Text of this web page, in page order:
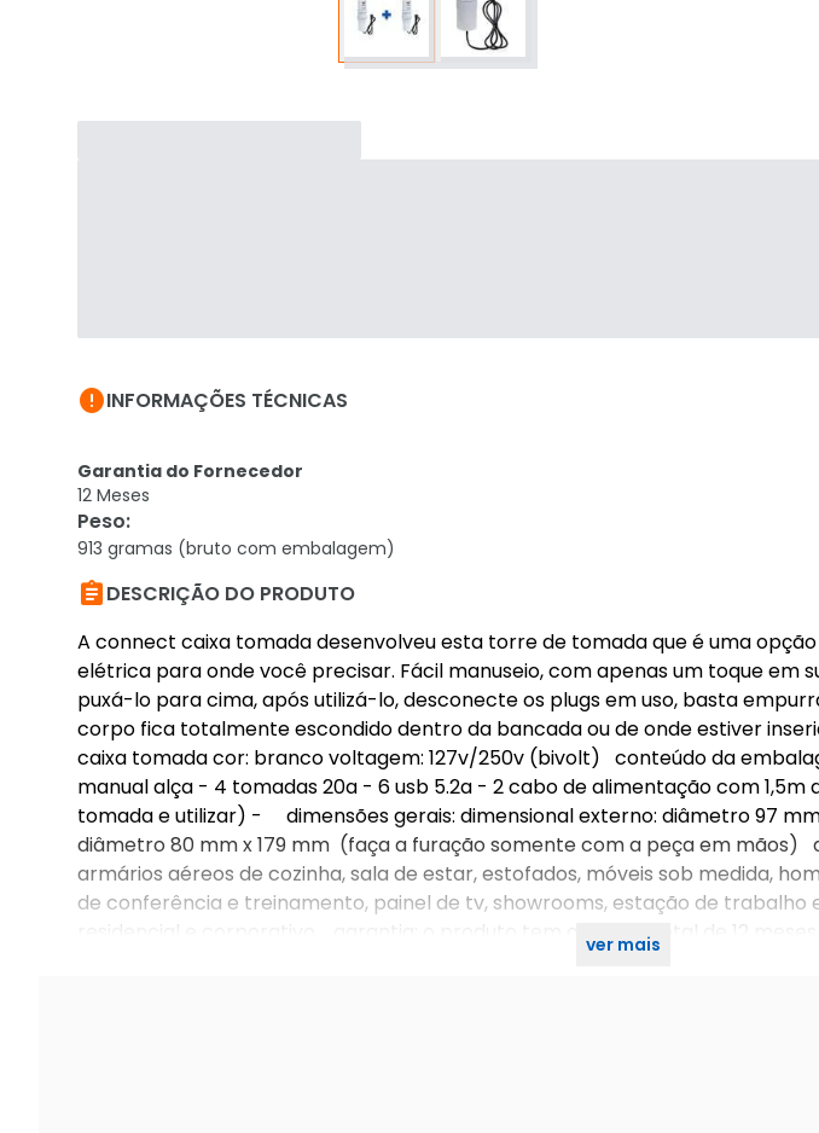
INFORMAÇÕES TÉCNICAS
Garantia do Fornecedor
12 Meses
Peso:
913 gramas (bruto com embalagem)
DESCRIÇÃO DO PRODUTO
A connect caixa tomada desenvolveu esta torre de tomada que é uma
elétrica para onde você precisar. Fácil manuseio, com apenas um toque em
puxá-lo para cima, após utilizá-lo, desconecte os plugs em uso, basta
corpo fica totalmente escondido dentro da bancada ou de onde estiver
caixa tomada cor: branco voltagem: 127v/250v (bivolt) conteúdo da
manual alça - 4 tomadas 20a - 6 usb 5.2a - 2 cabo de alimentação com
tomada e utilizar) - dimensões gerais: dimensional externo: diâmetro 97 mm
diâmetro 80 mm x 179 mm (faça a furação somente com a peça em
armários aéreos de cozinha, sala de estar, estofados, móveis sob medida,
de conferência e treinamento, painel de tv, showrooms, estação de
residencial e corporativo. garantia: o produto tem garantia total de 12 meses,
ver mais